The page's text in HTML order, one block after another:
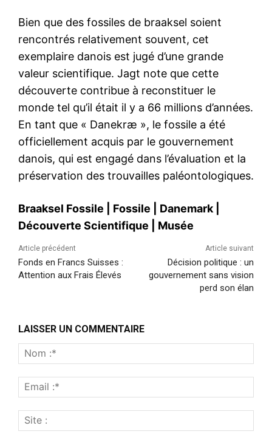
Bien que des fossiles de braaksel soient
rencontrés relativement souvent, cet
exemplaire danois est jugé d’une grande
valeur scientifique. Jagt note que cette
découverte contribue à reconstituer le
monde tel qu’il était il y a 66 millions d’années.
En tant que « Danekræ », le fossile a été
officiellement acquis par le gouvernement
danois, qui est engagé dans l’évaluation et la
préservation des trouvailles paléontologiques.
Braaksel Fossile Fossile Danemark
Découverte Scientifique
Musée
Article précédent
Fonds en Francs Suisses :
Attention aux Frais Élevés
Article suivant
Décision politique : un
gouvernement sans vision
perd son élan
LAISSER UN COMMENTAIRE
:*
:*
: